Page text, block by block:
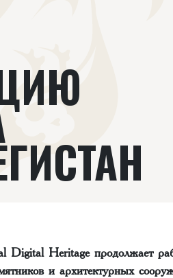
Digital Heritage продолжает
и архитектурных